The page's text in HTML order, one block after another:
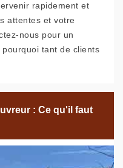
rapidement et
attentes et votre
nous pour un
tant de clients
: Ce qu'il faut